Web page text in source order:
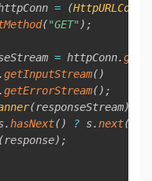
= (
("GET" ) ;
= httpConn.
.getInputStream()
.getErrorStream() ;
(responseStream)
.hasNext() ? s.next(
(response) ;